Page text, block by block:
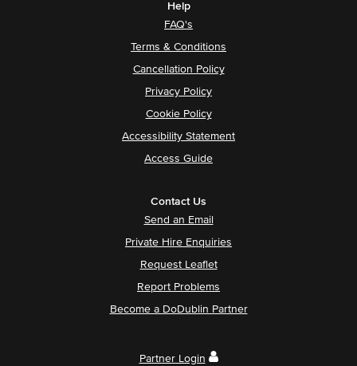
Help
FAQ's
Terms & Conditions
Cancellation Policy
Privacy Policy
Cookie Policy
Accessibility Statement
Access Guide
Contact Us
Send an Email
Private Hire Enquiries
Request Leaflet
Report Problems
Become a DoDublin Partner
Partner Login